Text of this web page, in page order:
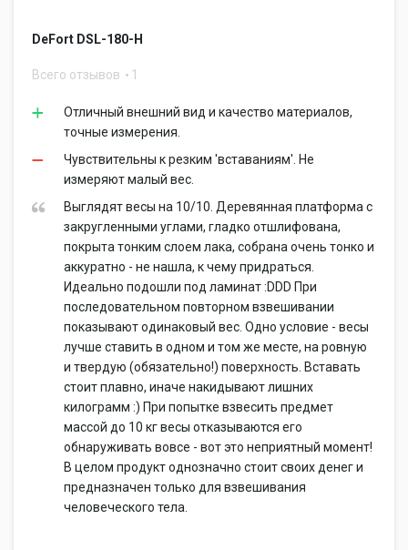
DeFort DSL-180-H
Всего отзывов 1
Отличный внешний вид и качество материалов,
точные измерения.
Чувствительны к резким 'вставаниям'. Не
измеряют малый вес.
Выглядят весы на 10/10. Деревянная платформа с
закругленными углами, гладко отшлифована,
покрыта тонким слоем лака, собрана очень тонко и
аккуратно - не нашла, к чему придраться.
Идеально подошли под ламинат :DDD При
последовательном повторном взвешивании
показывают одинаковый вес. Одно условие - весы
лучше ставить в одном и том же месте, на ровную
и твердую (обязательно!) поверхность. Вставать
стоит плавно, иначе накидывают лишних
килограмм :) При попытке взвесить предмет
массой до 10 кг весы отказываются его
обнаруживать вовсе - вот это неприятный момент!
В целом продукт однозначно стоит своих денег и
предназначен только для взвешивания
человеческого тела.